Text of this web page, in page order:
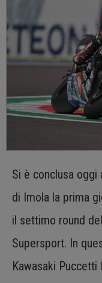
Si è conclusa oggi
di Imola la prima
il settimo round
Supersport. In
Kawasaki Puccetti